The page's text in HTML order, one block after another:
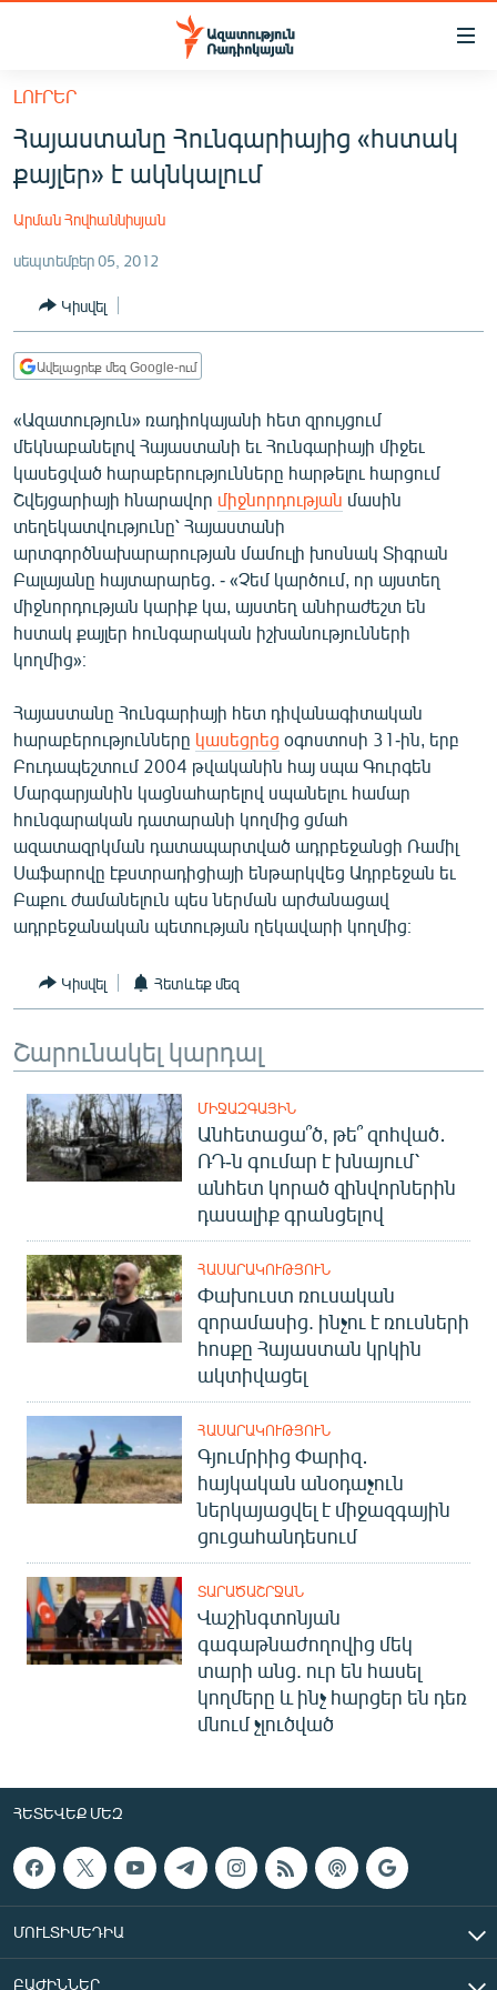
Մատչելիության
հիմնական
բովանդակությանը
հիմնական
մենյուին
ՀԱՅԱՍՏԱՆ
ՔԱՂԱՔԱԿԱՆ
ԸՆՏՐՈՒԹՅՈՒՆՆԵՐ 2026
ԻՐԱՎՈՒՆՔ
ՀԱՍԱՐԱԿՈՒԹՅՈՒՆ
ՏՆՏԵՍՈՒԹՅՈՒՆ
ՊԱՏԵՐԱԶՄԻ 6 ՇԱԲԱԹՆԵՐԸ
ՏԱՐԱԾԱՇՐՋԱՆ
ՄԻՋԱԶԳԱՅԻՆ
ՄՇԱԿՈՒՅԹ
ՍՊՈՐՏ
ՄԵԿՆԱԲԱՆՈՒԹՅՈՒՆ
ՏՏ ԵՒ ԻՆՏԵՐՆԵՏ
ԿՈՐՈՆԱՎԻՐՈՒՍ
ԱՐԽԻՎ
ՏԵՍԱՆՅՈՒԹԵՐ
ԲԱՆԱՎԵՃ
ՁԳՏԵԼՈՎ ԼԱՎԱԳՈՒՅՆԻՆ
ՓՈԴՔԱՍԹ
Հայերեն
English
Русский
ՀԵՏԵՎԵՔ ՄԵԶ
«Ազատության» բոլոր կայքերը
ԼՈՒՐԵՐ
Հայաստանը Հունգարիայից «հստակ
քայլեր» է ակնկալում
Արման Հովհաննիսյան
սեպտեմբեր 05, 2012
Կիսվել
Ավելացրեք մեզ Google-ում
«Ազատություն» ռադիոկայանի հետ զրույցում
մեկնաբանելով Հայաստանի եւ Հունգարիայի միջեւ
կասեցված հարաբերությունները հարթելու հարցում
Շվեյցարիայի հնարավոր միջնորդության մասին
տեղեկատվությունը՝ Հայաստանի
արտգործնախարարության մամուլի խոսնակ Տիգրան
Բալայանը հայտարարեց. - «Չեմ կարծում, որ այստեղ
միջնորդության կարիք կա, այստեղ անհրաժեշտ են
հստակ քայլեր հունգարական իշխանությունների
կողմից»։
Հայաստանը Հունգարիայի հետ դիվանագիտական
հարաբերությունները կասեցրեց օգոստոսի 31-ին, երբ
Բուդապեշտում 2004 թվականին հայ սպա Գուրգեն
Մարգարյանին կացնահարելով սպանելու համար
հունգարական դատարանի կողմից ցմահ
ազատազրկման դատապարտված ադրբեջանցի Ռամիլ
Սաֆարովը էքստրադիցիայի ենթարկվեց Ադրբեջան եւ
Բաքու ժամանելուն պես ներման արժանացավ
ադրբեջանական պետության ղեկավարի կողմից։
Կիսվել Հետևեք մեզ
Շարունակել կարդալ
ՄԻՋԱԶԳԱՅԻՆ
Անհետացա՞ծ, թե՞ զոհված․
ՌԴ-ն գումար է խնայում՝
անհետ կորած զինվորներին
դասալիք գրանցելով
ՀԱՍԱՐԱԿՈՒԹՅՈՒՆ
Փախուստ ռուսական
զորամասից. ինչու է ռուսների
հոսքը Հայաստան կրկին
ակտիվացել
ՀԱՍԱՐԱԿՈՒԹՅՈՒՆ
Գյումրիից Փարիզ․
հայկական անօդաչուն
ներկայացվել է միջազգային
ցուցահանդեսում
ՏԱՐԱԾԱՇՐՋԱՆ
Վաշինգտոնյան
գագաթնաժողովից մեկ
տարի անց. ուր են հասել
կողմերը և ինչ հարցեր են դեռ
մնում չլուծված
ՀԵՏԵՎԵՔ ՄԵԶ
ՄՈՒԼՏԻՄԵԴԻԱ
ԲԱԺԻՆՆԵՐ